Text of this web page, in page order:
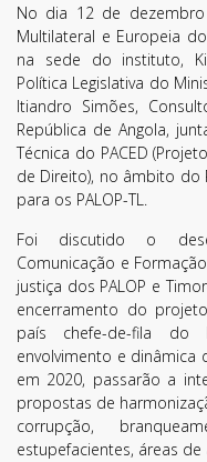
No dia 12 de
Multilateral e Europeia
na sede do instituto,
Política Legislativa do
Itiandro Simões,
República de Angola,
Técnica do PACED
de Direito), no âmbito do
para os PALOP-TL.
Foi discutido o
Comunicação e
justiça dos PALOP e
encerramento do
país chefe-de-fila do
envolvimento e dinâmica
em 2020, passarão a
propostas de
corrupção,
estupefacientes, áreas de